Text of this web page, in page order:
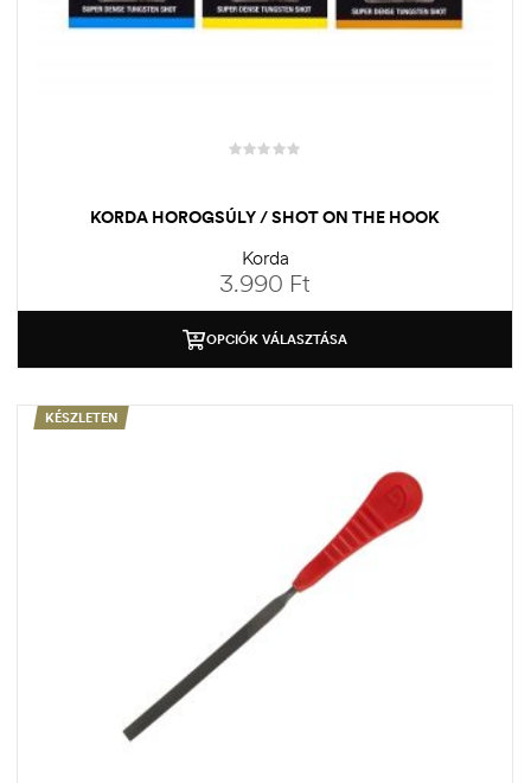
KORDA HOROGSÚLY / SHOT ON THE HOOK
Korda
3.990 Ft
OPCIÓK VÁLASZTÁSA
KÉSZLETEN